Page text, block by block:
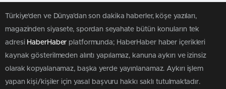
Türkiye'den ve Dünya’dan son dakika haberler, köşe yazıları,
magazinden siyasete, spordan seyahate bütün konuların tek
adresi HaberHaber platformunda; HaberHaber haber içerikleri
kaynak gösterilmeden alıntı yapılamaz, kanuna aykırı ve izinsiz
olarak kopyalanamaz, başka yerde yayınlanamaz. Aykırı işlem
yapan kişi/kişiler için yasal başvuru hakkı saklı tutulmaktadır.